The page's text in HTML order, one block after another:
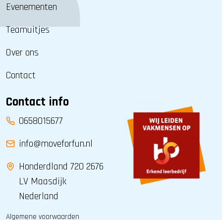
Evenementen
Teamuitjes
Over ons
Contact
Contact info
0658015677
info@moveforfun.nl
Honderdland 720 2676
LV Maasdijk
Nederland
Algemene voorwaarden